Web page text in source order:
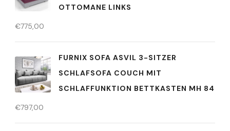
OTTOMANE LINKS
€775,00
FURNIX SOFA ASVIL 3-SITZER
SCHLAFSOFA COUCH MIT
SCHLAFFUNKTION BETTKASTEN MH 84
€797,00